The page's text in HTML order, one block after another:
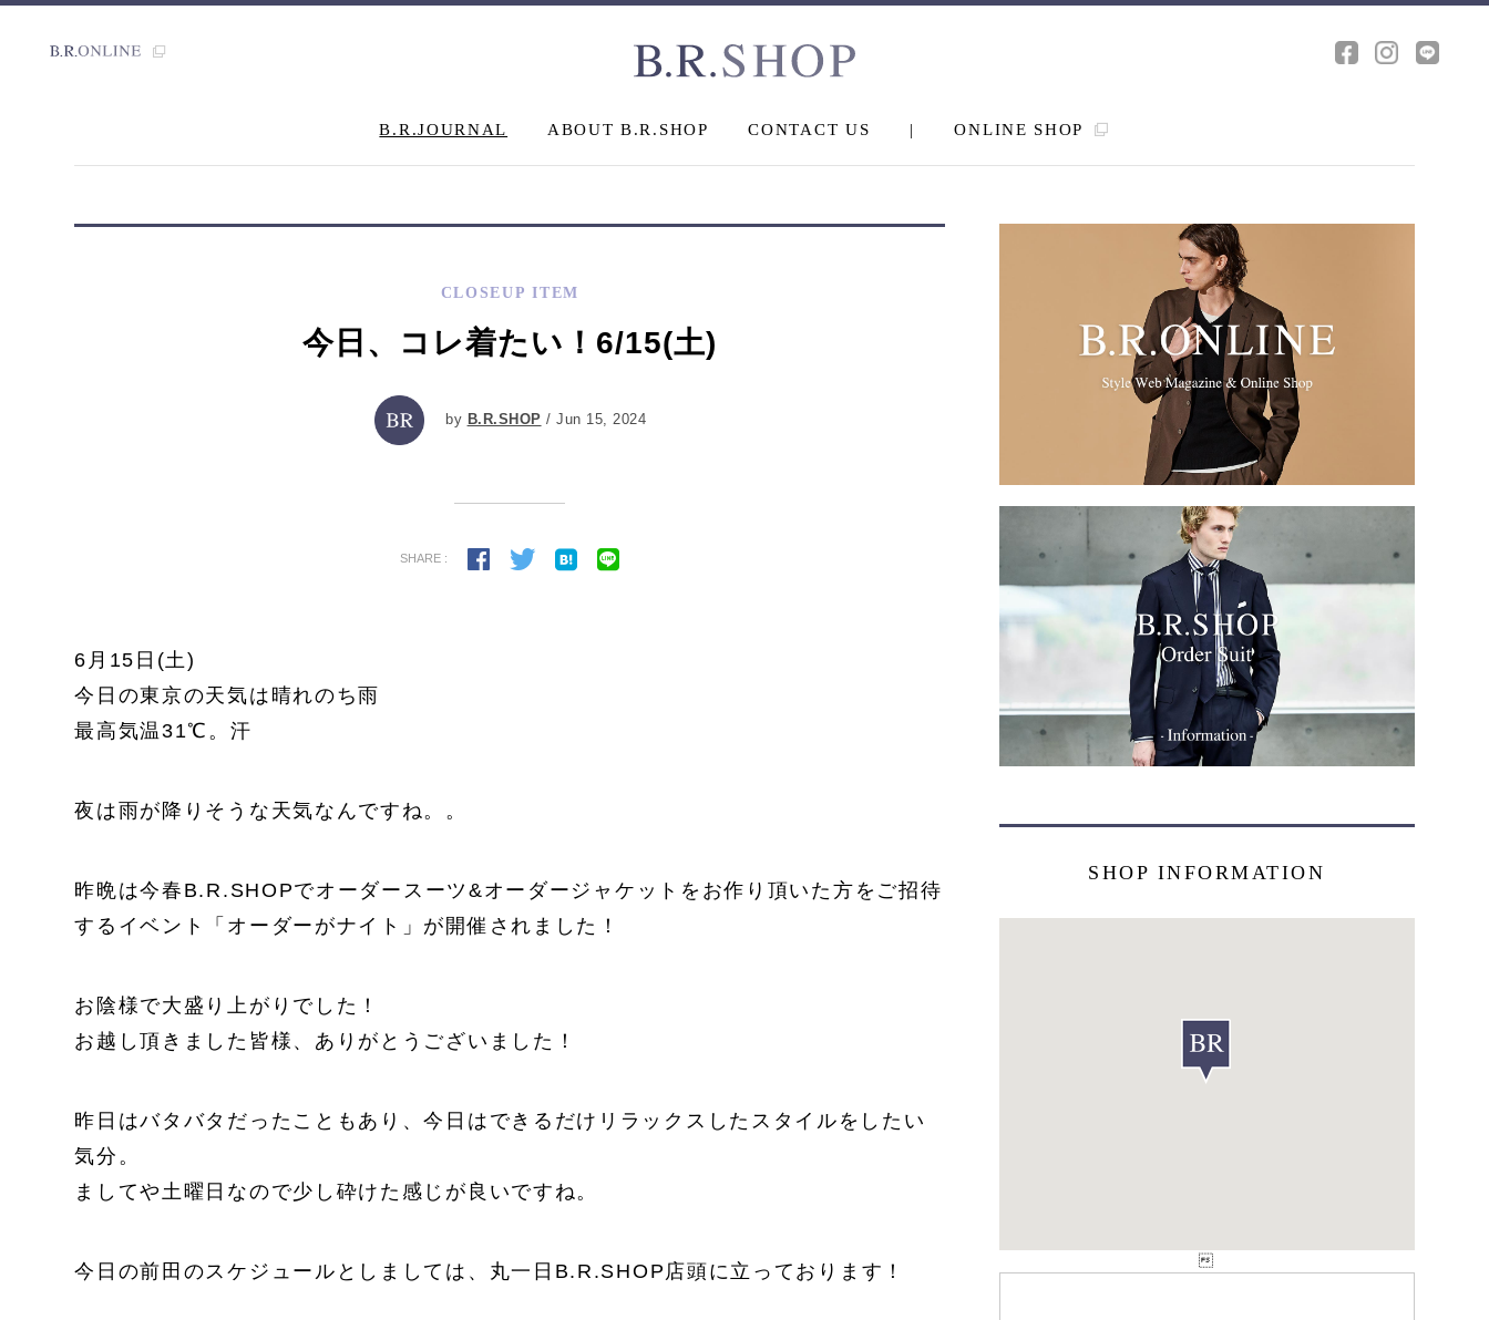
B.R.JOURNAL ABOUT B.R.SHOP CONTACT US | ONLINE SHOP
CLOSEUP ITEM
今日、コレ着たい！6/15(土)
by B.R.SHOP / Jun 15, 2024
SHARE :
6月15日(土)
今日の東京の天気は晴れのち雨
最高気温31℃。汗
夜は雨が降りそうな天気なんですね。。
昨晩は今春B.R.SHOPでオーダースーツ&オーダージャケットをお作り頂いた方をご招待
するイベント「オーダーがナイト」が開催されました！
お陰様で大盛り上がりでした！
お越し頂きました皆様、ありがとうございました！
昨日はバタバタだったこともあり、今日はできるだけリラックスしたスタイルをしたい
気分。
ましてや土曜日なので少し砕けた感じが良いですね。
今日の前田のスケジュールとしましては、丸一日B.R.SHOP店頭に立っております！
SHOP INFORMATION